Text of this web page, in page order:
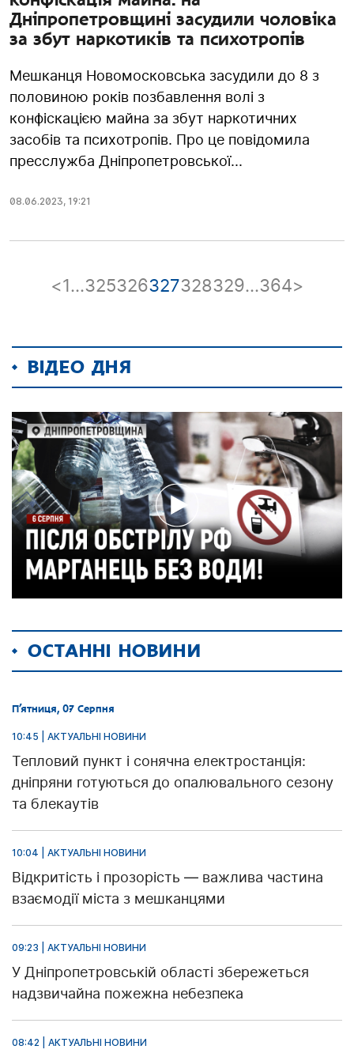
Дніпропетровщині засудили чоловіка
за збут наркотиків та психотропів
Мешканця Новомосковська засудили до 8 з
половиною років позбавлення волі з
конфіскацією майна за збут наркотичних
засобів та психотропів. Про це повідомила
пресслужба Дніпропетровської...
08.06.2023, 19:21
<1…325326327328329…364>
ВІДЕО ДНЯ
ОСТАННІ НОВИНИ
П’ятниця, 07 Серпня
10:45 | АКТУАЛЬНІ НОВИНИ
Тепловий пункт і сонячна електростанція:
дніпряни готуються до опалювального сезону
та блекаутів
10:04 | АКТУАЛЬНІ НОВИНИ
Відкритість і прозорість — важлива частина
взаємодії міста з мешканцями
09:23 | АКТУАЛЬНІ НОВИНИ
У Дніпропетровській області збережеться
надзвичайна пожежна небезпека
08:42 | АКТУАЛЬНІ НОВИНИ